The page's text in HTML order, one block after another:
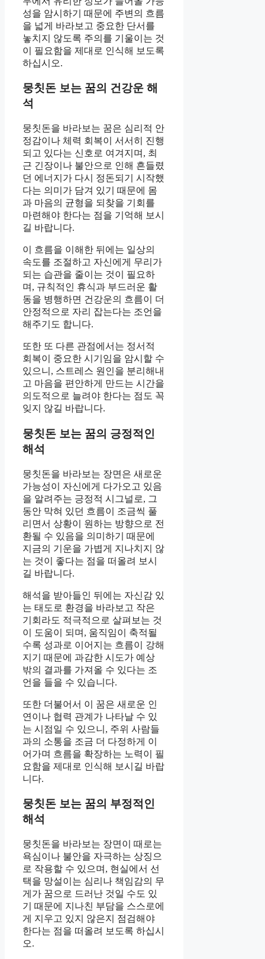
성을 암시하기 때문에 주변의 흐름
을 넓게 바라보고 중요한 단서를
놓치지 않도록 주의를 기울이는 것
이 필요함을 제대로 인식해 보도록
하십시오.
뭉칫돈 보는 꿈의 건강운 해
석
뭉칫돈을 바라보는 꿈은 심리적 안
정감이나 체력 회복이 서서히 진행
되고 있다는 신호로 여겨지며, 최
근 긴장이나 불안으로 인해 흔들렸
던 에너지가 다시 정돈되기 시작했
다는 의미가 담겨 있기 때문에 몸
과 마음의 균형을 되찾을 기회를
마련해야 한다는 점을 기억해 보시
길 바랍니다.
이 흐름을 이해한 뒤에는 일상의
속도를 조절하고 자신에게 무리가
되는 습관을 줄이는 것이 필요하
며, 규칙적인 휴식과 부드러운 활
동을 병행하면 건강운의 흐름이 더
안정적으로 자리 잡는다는 조언을
해주기도 합니다.
또한 또 다른 관점에서는 정서적
회복이 중요한 시기임을 암시할 수
있으니, 스트레스 원인을 분리해내
고 마음을 편안하게 만드는 시간을
의도적으로 늘려야 한다는 점도 꼭
잊지 않길 바랍니다.
뭉칫돈 보는 꿈의 긍정적인
해석
뭉칫돈을 바라보는 장면은 새로운
가능성이 자신에게 다가오고 있음
을 알려주는 긍정적 시그널로, 그
동안 막혀 있던 흐름이 조금씩 풀
리면서 상황이 원하는 방향으로 전
환될 수 있음을 의미하기 때문에
지금의 기운을 가볍게 지나치지 않
는 것이 좋다는 점을 떠올려 보시
길 바랍니다.
해석을 받아들인 뒤에는 자신감 있
는 태도로 환경을 바라보고 작은
기회라도 적극적으로 살펴보는 것
이 도움이 되며, 움직임이 축적될
수록 성과로 이어지는 흐름이 강해
지기 때문에 과감한 시도가 예상
밖의 결과를 가져올 수 있다는 조
언을 들을 수 있습니다.
또한 더불어서 이 꿈은 새로운 인
연이나 협력 관계가 나타날 수 있
는 시점일 수 있으니, 주위 사람들
과의 소통을 조금 더 다정하게 이
어가며 흐름을 확장하는 노력이 필
요함을 제대로 인식해 보시길 바랍
니다.
뭉칫돈 보는 꿈의 부정적인
해석
뭉칫돈을 바라보는 장면이 때로는
욕심이나 불안을 자극하는 상징으
로 작용할 수 있으며, 현실에서 선
택을 망설이는 심리나 책임감의 무
게가 꿈으로 드러난 것일 수도 있
기 때문에 지나친 부담을 스스로에
게 지우고 있지 않은지 점검해야
한다는 점을 떠올려 보도록 하십시
오.